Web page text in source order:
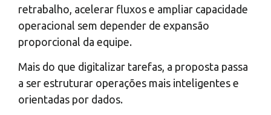
retrabalho, acelerar fluxos e ampliar capacidade
operacional sem depender de expansão
proporcional da equipe.
Mais do que digitalizar tarefas, a proposta passa
a ser estruturar operações mais inteligentes e
orientadas por dados.